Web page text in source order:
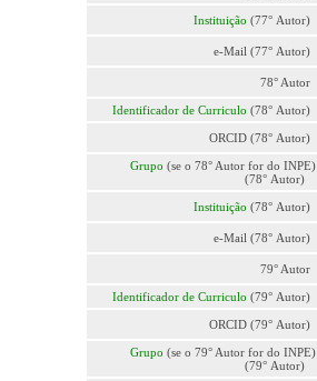
Instituição (77° Autor)
e-Mail (77° Autor)
78° Autor
Identificador de Curriculo (78° Autor)
ORCID (78° Autor)
Grupo (se o 78° Autor for do INPE)
(78° Autor)
Instituição (78° Autor)
e-Mail (78° Autor)
79° Autor
Identificador de Curriculo (79° Autor)
ORCID (79° Autor)
Grupo (se o 79° Autor for do INPE)
(79° Autor)